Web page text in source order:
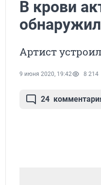
В крови
Артист
9 июня 2020, 19:42 8 214
24